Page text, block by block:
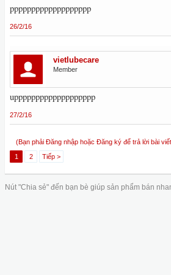
ppppppppppppppppppp
26/2/16
vietlubecare
Member
uppppppppppppppppppp
27/2/16
(Bạn phải Đăng nhập hoặc Đăng ký để trả lời bài
1
2 Tiếp >
Nút "Chia sẻ" đến bạn bè giúp sản phẩm bán